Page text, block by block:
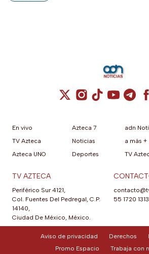
Cuenta de X /
Cuenta deCuenta de
Cuenta
En vivo
TV Azteca
Azteca UNO
Azteca 7
Noticias
Deportes
adn
a más +
TV
TV AZTECA
Periférico Sur 4121,
Col. Fuentes Del Pedregal, C.P.
14140,
Ciudad De México, México.
55 1720 1313
Aviso de privacidad Derechos
Promo Espacio
Trabaja con